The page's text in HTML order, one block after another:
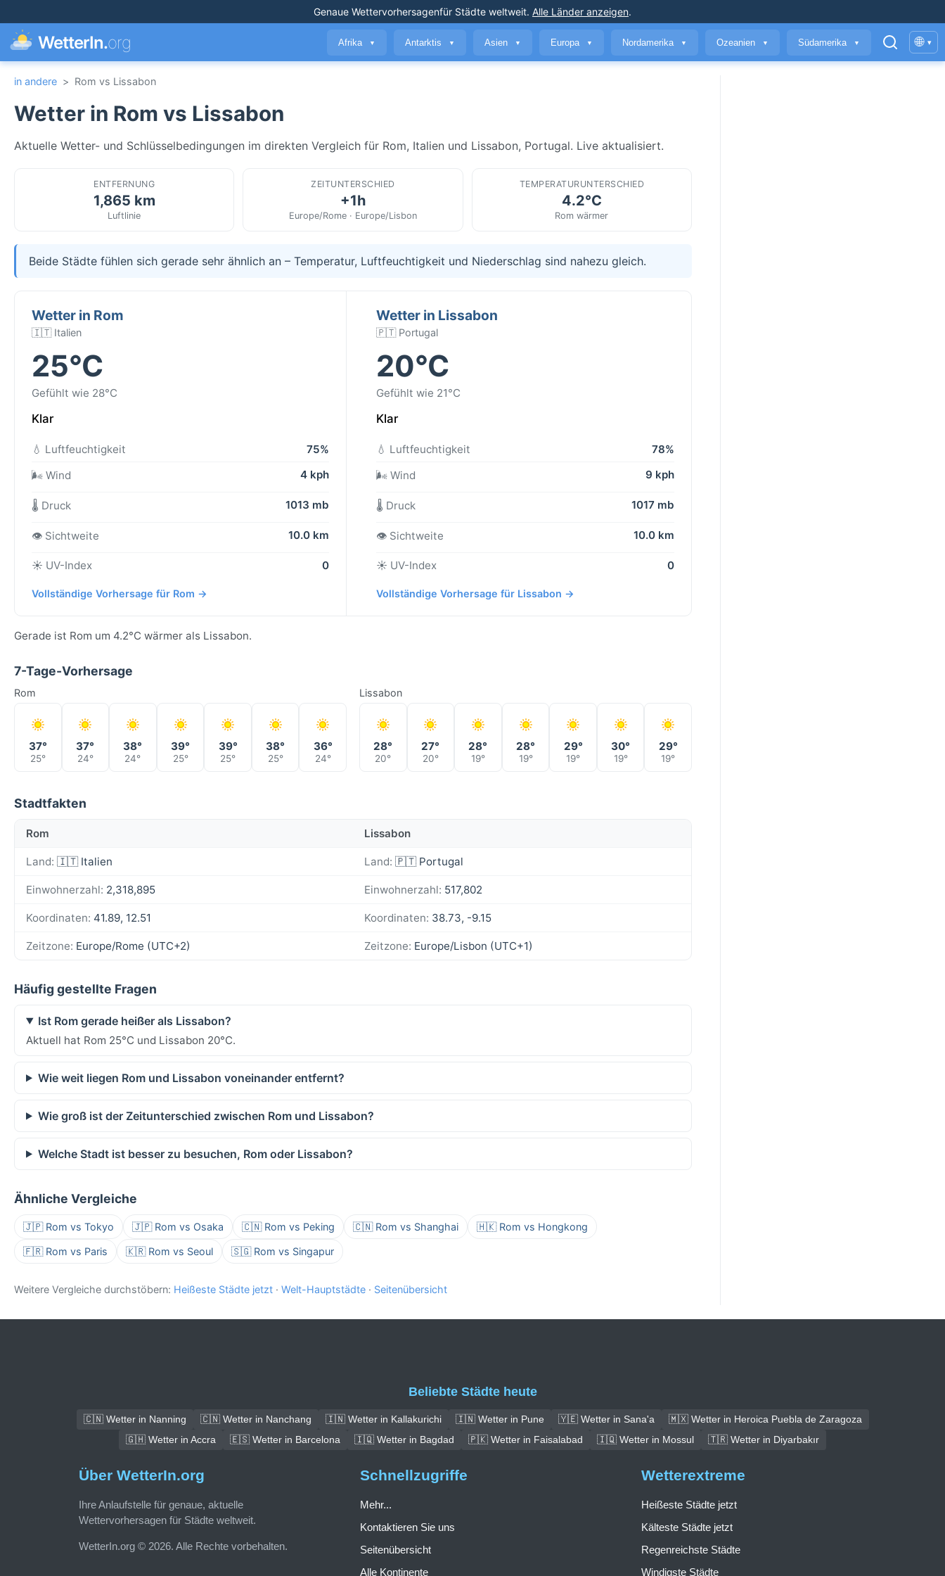
Genaue Wettervorhersagenfür Städte weltweit. Alle Länder anzeigen.
WetterIn.org Afrika ▼ Antarktis ▼ Asien ▼ Europa ▼ Nordamerika ▼ Ozeanien ▼ Südamerika ▼ 🌐 ▾
in andere > Rom vs Lissabon
Wetter in Rom vs Lissabon
Aktuelle Wetter- und Schlüsselbedingungen im direkten Vergleich für Rom, Italien und Lissabon, Portugal. Live aktualisiert.
ENTFERNUNG
1,865 km
Luftlinie
ZEITUNTERSCHIED
+1h
Europe/Rome · Europe/Lisbon
TEMPERATURUNTERSCHIED
4.2°C
Rom wärmer
Beide Städte fühlen sich gerade sehr ähnlich an – Temperatur, Luftfeuchtigkeit und Niederschlag sind nahezu gleich.
Wetter in Rom
🇮🇹 Italien
25°C
Gefühlt wie 28°C
Klar
💧 Luftfeuchtigkeit
75%
🌬️ Wind
4 kph
🌡️ Druck 1013 mb
👁️ Sichtweite 10.0 km
☀️ UV-Index 0
Vollständige Vorhersage für Rom →
Wetter in Lissabon
🇵🇹 Portugal
20°C
Gefühlt wie 21°C
Klar
💧 Luftfeuchtigkeit
78%
🌬️ Wind
9 kph
🌡️ Druck 1017 mb
👁️ Sichtweite 10.0 km
☀️ UV-Index 0
Vollständige Vorhersage für Lissabon →
Gerade ist Rom um 4.2°C wärmer als Lissabon.
7-Tage-Vorhersage
Rom
37°
25°
37°
24°
38°
24°
39°
25°
39°
25°
38°
25°
36°
24°
Lissabon
28°
20°
27°
20°
28°
19°
28°
19°
29°
19°
30°
19°
29°
19°
Stadtfakten
Rom Lissabon
Land: 🇮🇹 Italien Land: 🇵🇹 Portugal
Einwohnerzahl: 2,318,895 Einwohnerzahl: 517,802
Koordinaten: 41.89, 12.51 Koordinaten: 38.73, -9.15
Zeitzone: Europe/Rome (UTC+2) Zeitzone: Europe/Lisbon (UTC+1)
Häufig gestellte Fragen
Ist Rom gerade heißer als Lissabon?
Aktuell hat Rom 25°C und Lissabon 20°C.
Wie weit liegen Rom und Lissabon voneinander entfernt?
Wie groß ist der Zeitunterschied zwischen Rom und Lissabon?
Welche Stadt ist besser zu besuchen, Rom oder Lissabon?
Ähnliche Vergleiche
🇯🇵 Rom vs Tokyo 🇯🇵 Rom vs Osaka 🇨🇳 Rom vs Peking 🇨🇳 Rom vs Shanghai 🇭🇰 Rom vs Hongkong
🇫🇷 Rom vs Paris 🇰🇷 Rom vs Seoul 🇸🇬 Rom vs Singapur
Weitere Vergleiche durchstöbern: Heißeste Städte jetzt · Welt-Hauptstädte · Seitenübersicht
Beliebte Städte heute
🇨🇳 Wetter in Nanning 🇨🇳 Wetter in Nanchang 🇮🇳 Wetter in Kallakurichi 🇮🇳 Wetter in Pune 🇾🇪 Wetter in Sana'a
🇲🇽 Wetter in Heroica Puebla de Zaragoza
🇬🇭 Wetter in Accra
🇪🇸 Wetter in Barcelona 🇮🇶 Wetter in Bagdad 🇵🇰 Wetter in Faisalabad 🇮🇶 Wetter in Mossul 🇹🇷 Wetter in Diyarbakır
Über WetterIn.org
Ihre Anlaufstelle für genaue, aktuelle
Wettervorhersagen für Städte weltweit.
WetterIn.org © 2026. Alle Rechte vorbehalten.
Schnellzugriffe
Mehr...
Kontaktieren Sie uns
Seitenübersicht
Alle Kontinente
Wetterextreme
Heißeste Städte jetzt
Kälteste Städte jetzt
Regenreichste Städte
Windigste Städte